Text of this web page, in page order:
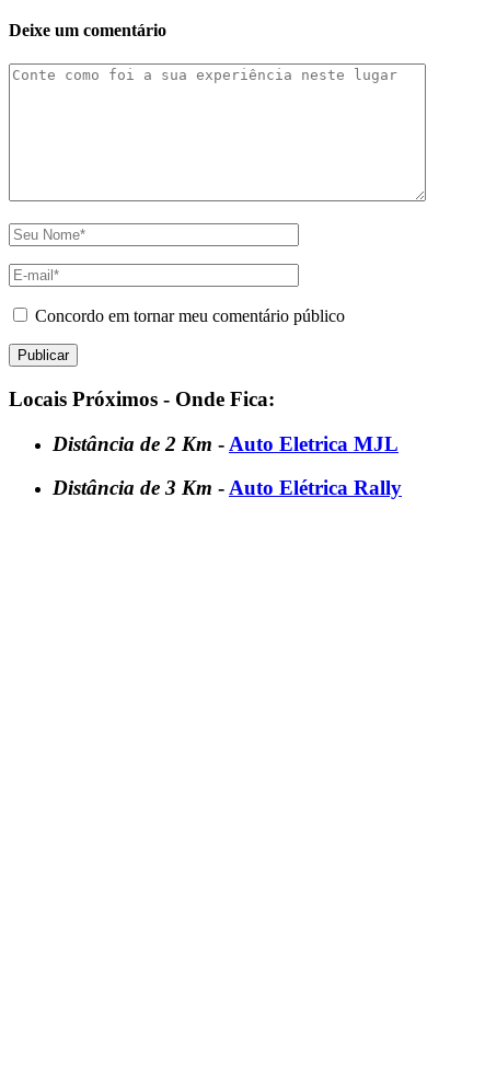
Deixe um comentário
Concordo em tornar meu comentário público
Locais Próximos - Onde Fica:
Distância de 2 Km - Auto Eletrica MJL
Distância de 3 Km -Auto Elétrica Rally